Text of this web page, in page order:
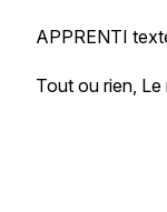
APPRENTI
Tout ou rien,